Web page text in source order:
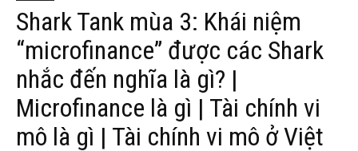
Shark Tank mùa 3: Khái niệm
“microfinance” được các Shark
nhắc đến nghĩa là gì? |
Microfinance là gì | Tài chính vi
mô là gì | Tài chính vi mô ở Việt